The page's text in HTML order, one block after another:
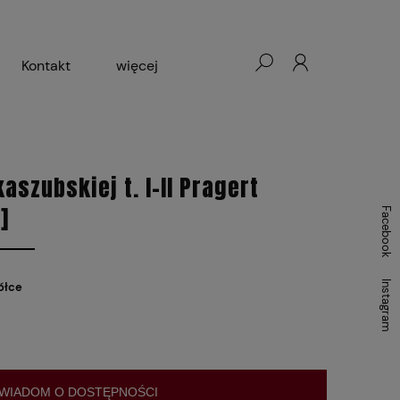
Kontakt więcej
t. I-II Pragert
O DOSTĘPNOŚCI
Facebook
Instagram